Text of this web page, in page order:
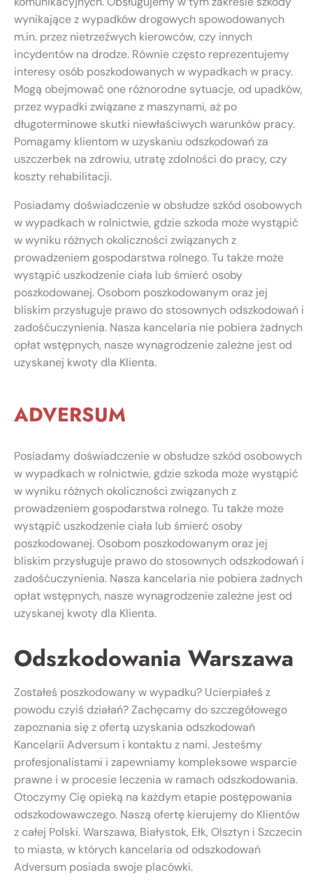
wynikające z wypadków drogowych spowodowanych
m.in. przez nietrzeźwych kierowców, czy innych
incydentów na drodze. Równie często reprezentujemy
interesy osób poszkodowanych w wypadkach w pracy.
Mogą obejmować one różnorodne sytuacje, od upadków,
przez wypadki związane z maszynami, aż po
długoterminowe skutki niewłaściwych warunków pracy.
Pomagamy klientom w uzyskaniu odszkodowań za
uszczerbek na zdrowiu, utratę zdolności do pracy, czy
koszty rehabilitacji.
Posiadamy doświadczenie w obsłudze szkód osobowych
w wypadkach w rolnictwie, gdzie szkoda może wystąpić
w wyniku różnych okoliczności związanych z
prowadzeniem gospodarstwa rolnego. Tu także może
wystąpić uszkodzenie ciała lub śmierć osoby
poszkodowanej. Osobom poszkodowanym oraz jej
bliskim przysługuje prawo do stosownych odszkodowań i
zadośćuczynienia. Nasza kancelaria nie pobiera żadnych
opłat wstępnych, nasze wynagrodzenie zależne jest od
uzyskanej kwoty dla Klienta.
ADVERSUM
Posiadamy doświadczenie w obsłudze szkód osobowych
w wypadkach w rolnictwie, gdzie szkoda może wystąpić
w wyniku różnych okoliczności związanych z
prowadzeniem gospodarstwa rolnego. Tu także może
wystąpić uszkodzenie ciała lub śmierć osoby
poszkodowanej. Osobom poszkodowanym oraz jej
bliskim przysługuje prawo do stosownych odszkodowań i
zadośćuczynienia. Nasza kancelaria nie pobiera żadnych
opłat wstępnych, nasze wynagrodzenie zależne jest od
uzyskanej kwoty dla Klienta.
Odszkodowania Warszawa
Zostałeś poszkodowany w wypadku? Ucierpiałeś z
powodu czyiś działań? Zachęcamy do szczegółowego
zapoznania się z ofertą uzyskania odszkodowań
Kancelarii Adversum i kontaktu z nami. Jesteśmy
profesjonalistami i zapewniamy kompleksowe wsparcie
prawne i w procesie leczenia w ramach odszkodowania.
Otoczymy Cię opieką na każdym etapie postępowania
odszkodowawczego. Naszą ofertę kierujemy do Klientów
z całej Polski. Warszawa, Białystok, Ełk, Olsztyn i Szczecin
to miasta, w których kancelaria od odszkodowań
Adversum posiada swoje placówki.